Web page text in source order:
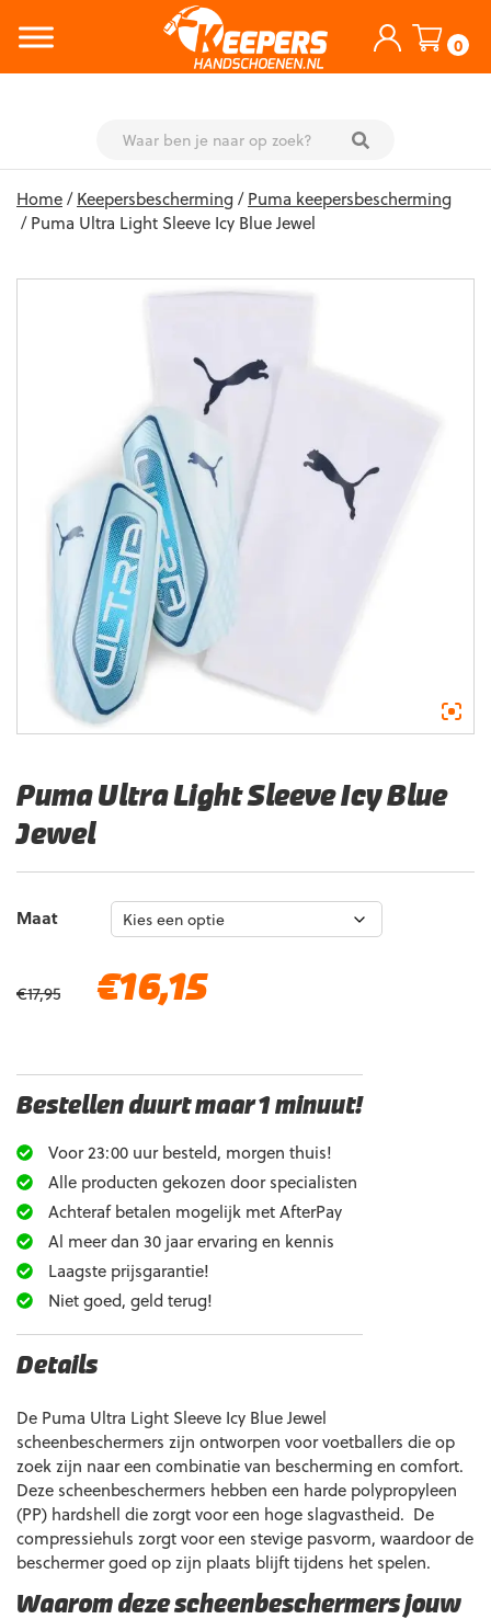
0
content
Home/Keepersbescherming/Puma keepersbescherming
/ Puma Ultra Light Sleeve Icy Blue Jewel
Puma Ultra Light Sleeve Icy Blue
Jewel
Maat
€17,95
Oorspronkelijke
€16,15Huidige
Bestellen duurt maar 1 minuut!
Voor 23:00 uur besteld, morgen thuis!
Alle producten gekozen door specialisten
Achteraf betalen mogelijk met AfterPay
Al meer dan 30 jaar ervaring en kennis
Laagste prijsgarantie!
Niet goed, geld terug!
Details
De Puma Ultra Light Sleeve Icy Blue Jewel
scheenbeschermers zijn ontworpen voor voetballers die op
zoek zijn naar een combinatie van bescherming en comfort.
Deze scheenbeschermers hebben een harde polypropyleen
(PP) hardshell die zorgt voor een hoge slagvastheid. De
compressiehuls zorgt voor een stevige pasvorm, waardoor de
beschermer goed op zijn plaats blijft tijdens het spelen.
Waarom deze scheenbeschermers jouw